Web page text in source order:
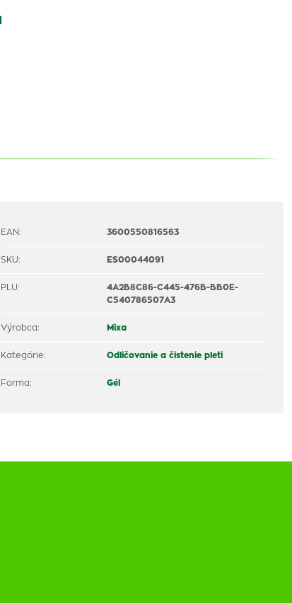
EAN: 3600550816563
SKU: ES00044091
PLU:
4A2B8C86-C445-476B-BB0E-
C540786507A3
Výrobca: Mixa
Kategórie: Odličovanie a čistenie pleti
Forma: Gél